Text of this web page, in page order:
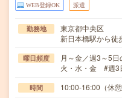
WEB登録OK 派遣
勤務地
東京都中央区
新日本橋駅から徒
曜日頻度
月～金／週3～5
火・水・金 #週3
時間 10:00-16:00（休